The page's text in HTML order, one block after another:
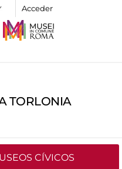
Acceder
TORLONIA
CÍVICOS